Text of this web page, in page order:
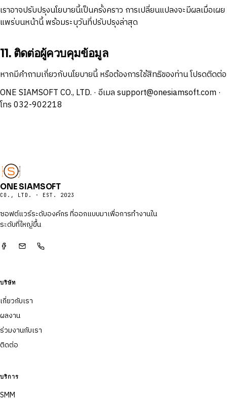
เราอาจปรับปรุงนโยบายนี้เป็นครั้งคราว การเปลี่ยนแปลงจะมีผลเมื่อเผย
แพร่บนหน้านี้ พร้อมระบุวันที่ปรับปรุงล่าสุด
11. ติดต่อผู้ควบคุมข้อมูล
หากมีคำถามเกี่ยวกับนโยบายนี้ หรือต้องการใช้สิทธิของท่าน โปรดติดต่อ
ONE SIAMSOFT CO., LTD. · อีเมลsupport@onesiamsoft.com·
โทร 032-902218
ONE SIAMSOFT
CO., LTD. · EST. 2023
ซอฟต์แวร์ระดับองค์กร ที่ออกแบบมาเพื่อการทำงานใน
ระดับที่ใหญ่ขึ้น
บริษัท
เกี่ยวกับเรา
ผลงาน
ร่วมงานกับเรา
ติดต่อ
บริการ
SMM